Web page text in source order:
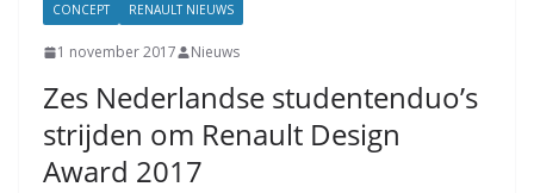
CONCEPT RENAULT NIEUWS
1 november 2017 Nieuws
Zes Nederlandse studentenduo’s
strijden om Renault Design
Award 2017